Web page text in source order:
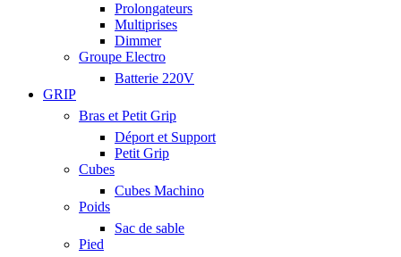
Prolongateurs
Multiprises
Dimmer
Groupe Electro
Batterie 220V
GRIP
Bras et Petit Grip
Déport et Support
Petit Grip
Cubes
Cubes Machino
Poids
Sac de sable
Pied